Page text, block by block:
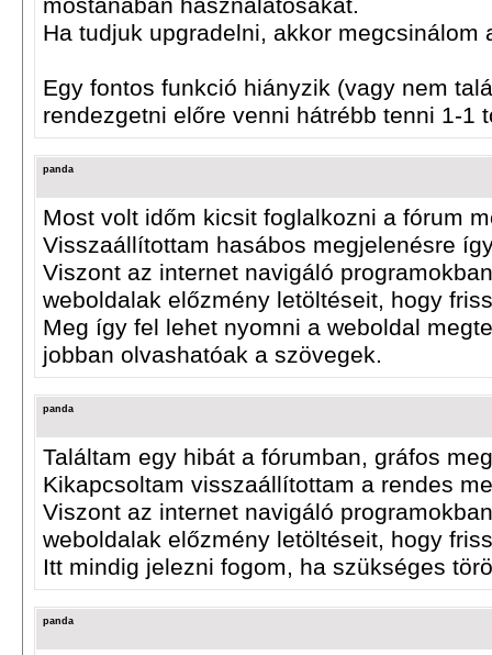
mostanában használatosakat.
Ha tudjuk upgradelni, akkor megcsinálom
Egy fontos funkció hiányzik (vagy nem
rendezgetni előre venni hátrébb tenni 1-1
panda
Most volt időm kicsit foglalkozni a fórum
Visszaállítottam hasábos megjelenésre
Viszont az internet navigáló
weboldalak előzmény letöltéseit, hogy
Meg így fel lehet nyomni a weboldal
jobban olvashatóak a szövegek.
panda
Találtam egy hibát a fórumban, gráfos
Kikapcsoltam visszaállítottam a rendes
Viszont az internet navigáló
weboldalak előzmény letöltéseit, hogy
Itt mindig jelezni fogom, ha szükséges
panda